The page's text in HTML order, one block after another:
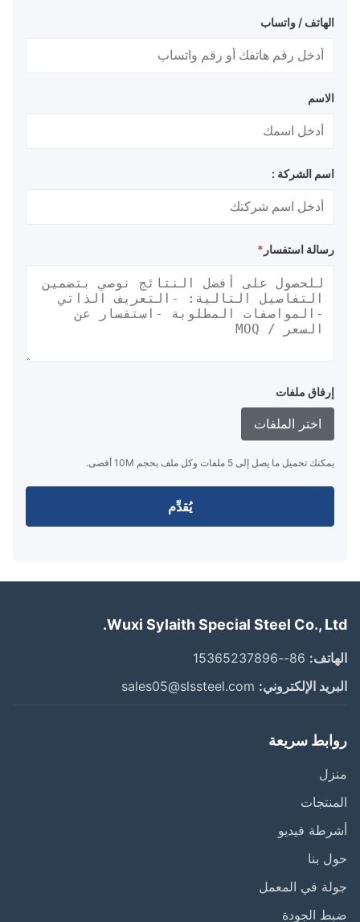
الهاتف / واتساب
اسم الشركة :
رسالة استفسار*
إرفاق ملفات
اختر الملفات
يمكنك تحميل ما يصل إلى 5 ملفات وكل ملف بحجم 10M أقصى.
Wuxi Sylaith Special Steel Co.,
86--15365237896
الإلكتروني: sales05@slssteel.com
سريعة
فيديو
بنا
في المعمل
الجودة